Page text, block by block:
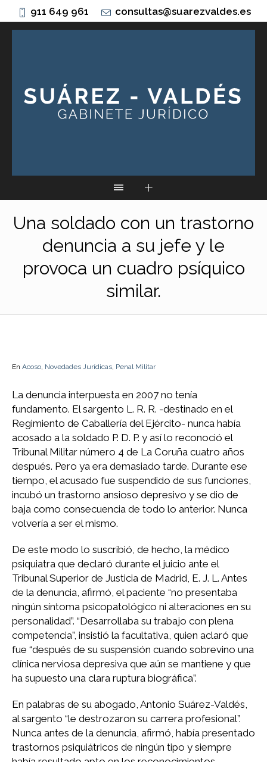
911 649 961 consultas@suarezvaldes.es
Una soldado con un trastorno
denuncia a su jefe y le
provoca un cuadro psíquico
similar.
En Acoso Novedades Jurídicas Penal Militar
La denuncia interpuesta en 2007 no tenía
fundamento. El sargento L. R. R. -destinado en el
Regimiento de Caballería del Ejército- nunca había
acosado a la soldado P. D. P. y así lo reconoció el
Tribunal Militar número 4 de La Coruña cuatro años
después. Pero ya era demasiado tarde. Durante ese
tiempo, el acusado fue suspendido de sus funciones,
incubó un trastorno ansioso depresivo y se dio de
baja como consecuencia de todo lo anterior. Nunca
volvería a ser el mismo.
De este modo lo suscribió, de hecho, la médico
psiquiatra que declaró durante el juicio ante el
Tribunal Superior de Justicia de Madrid, E. J. L. Antes
de la denuncia, afirmó, el paciente “no presentaba
ningún síntoma psicopatológico ni alteraciones en su
personalidad”. “Desarrollaba su trabajo con plena
competencia”, insistió la facultativa, quien aclaró que
fue “después de su suspensión cuando sobrevino una
clínica nerviosa depresiva que aún se mantiene y que
ha supuesto una clara ruptura biográfica”.
En palabras de su abogado, Antonio Suárez-Valdés,
al sargento “le destrozaron su carrera profesional”.
Nunca antes de la denuncia, afirmó, había presentado
trastornos psiquiátricos de ningún tipo y siempre